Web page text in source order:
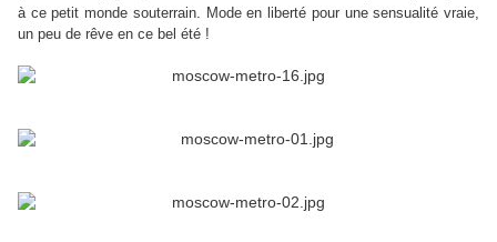
à ce petit monde souterrain. Mode en liberté pour une sensualité vraie,
un peu de rêve en ce bel été !